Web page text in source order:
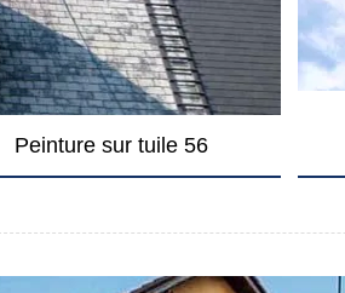
Peinture sur tuile 56